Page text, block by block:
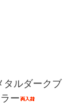
タルダークブ
ー